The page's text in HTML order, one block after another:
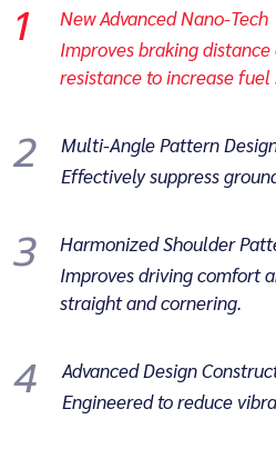
1
New Advanced Nano-Tech
Improves braking
resistance to increase fuel
2
Multi-Angle Pattern
Effectively suppress
3
Harmonized Shoulder
Improves driving comfort
straight and cornering.
4
Advanced Design
Engineered to reduce